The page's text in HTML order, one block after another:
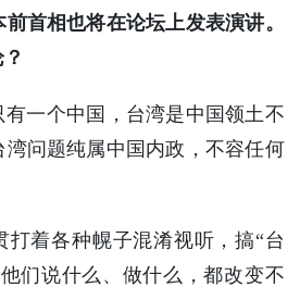
首相也将在论坛上发表演讲。
一个中国，台湾是中国领土不
问题纯属中国内政，不容任何
打着各种幌子混淆视听，搞“台
们说什么、做什么，都改变不